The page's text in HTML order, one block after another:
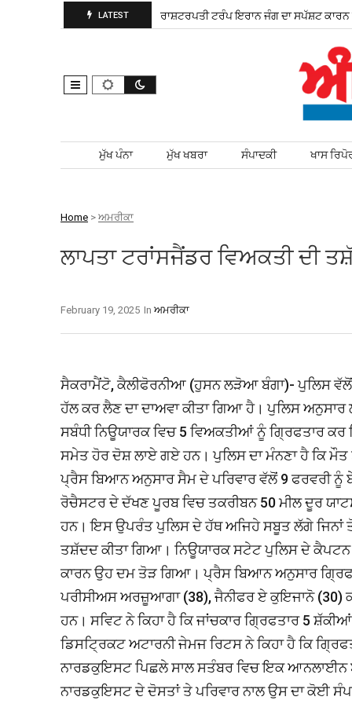
LATEST
ਚੋਣ ਲਈ ਮੈਦਾਨ ਵਿੱਚ ਨਿਤਰੀ ਰਾਸ਼ਟਰਪਤੀ ਟਰੰਪ ਇਰਾਨ ਜੰਗ ਦਾ ਸਪੱਸ਼ਟ ਕਾਰਨ
Skip to content
ਮੁੱਖ ਪੰਨਾ ਮੁੱਖ ਖਬਰਾ ਸੰਪਾਦਕੀ ਖਾਸ
Home > ਅਮਰੀਕਾ
ਲਾਪਤਾ ਟਰਾਂਸਜੈਂਡਰ ਵਿਅਕਤੀ ਦੀ
In ਅਮਰੀਕਾ
February 19, 2025
ਸੈਕਰਾਮੈਂਟੋ, ਕੈਲੀਫੋਰਨੀਆ (ਹੁਸਨ ਲੜੋਆ ਬੰਗਾ)- ਪੁਲਿਸ ਵੱਲੋਂ
ਹੱਲ ਕਰ ਲੈਣ ਦਾ ਦਾਅਵਾ ਕੀਤਾ ਗਿਆ ਹੈ। ਪੁਲਿਸ
ਸਬੰਧੀ ਨਿਊਯਾਰਕ ਵਿਚ 5 ਵਿਅਕਤੀਆਂ ਨੂੰ ਗ੍ਰਿਫਤਾਰ
ਸਮੇਤ ਹੋਰ ਦੋਸ਼ ਲਾਏ ਗਏ ਹਨ। ਪੁਲਿਸ ਦਾ ਮੰਨਣਾ ਹੈ ਕਿ
ਪ੍ਰੈਸ ਬਿਆਨ ਅਨੁਸਾਰ ਸੈਮ ਦੇ ਪਰਿਵਾਰ ਵੱਲੋਂ 9 ਫਰਵਰੀ ਨੂੰ
ਰੋਚੈਸਟਰ ਦੇ ਦੱਖਣ ਪੂਰਬ ਵਿਚ ਤਕਰੀਬਨ 50 ਮੀਲ ਦੂਰ
ਹਨ। ਇਸ ਉਪਰੰਤ ਪੁਲਿਸ ਦੇ ਹੱਥ ਅਜਿਹੇ ਸਬੂਤ ਲੱਗੇ ਜਿਨਾਂ
ਤਸ਼ੱਦਦ ਕੀਤਾ ਗਿਆ। ਨਿਊਯਾਰਕ ਸਟੇਟ ਪੁਲਿਸ ਦੇ
ਕਾਰਨ ਉਹ ਦਮ ਤੋੜ ਗਿਆ। ਪ੍ਰੈਸ ਬਿਆਨ ਅਨੁਸਾਰ
ਪਰੀਸੀਅਸ ਅਰਜ਼ੂਆਗਾ (38), ਜੈਨੀਫਰ ਏ ਕੁਇਜਾਨੋ (30)
ਹਨ। ਸਵਿਟ ਨੇ ਕਿਹਾ ਹੈ ਕਿ ਜਾਂਚਕਾਰ ਗ੍ਰਿਫਤਾਰ 5
ਡਿਸਟ੍ਰਿਕਟ ਅਟਾਰਨੀ ਜੇਮਜ ਰਿਟਸ ਨੇ ਕਿਹਾ ਹੈ ਕਿ
ਨਾਰਡਕੁਇਸਟ ਪਿਛਲੇ ਸਾਲ ਸਤੰਬਰ ਵਿਚ ਇਕ ਆਨਲਾਈਨ
ਨਾਰਡਕੁਇਸਟ ਦੇ ਦੋਸਤਾਂ ਤੇ ਪਰਿਵਾਰ ਨਾਲ ਉਸ ਦਾ ਕੋਈ